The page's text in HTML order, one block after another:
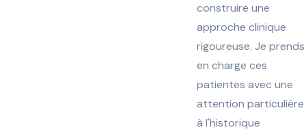
construire une
approche clinique
rigoureuse. Je prends
en charge ces
patientes avec une
attention particulière
à l'historique